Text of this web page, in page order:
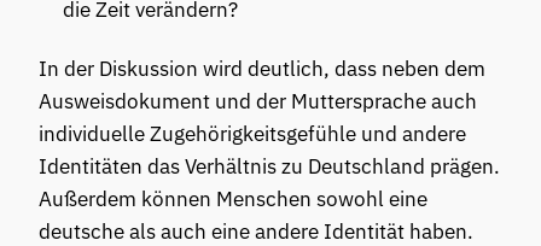
die Zeit verändern?
In der Diskussion wird deutlich, dass neben dem
Ausweisdokument und der Muttersprache auch
individuelle Zugehörigkeitsgefühle und andere
Identitäten das Verhältnis zu Deutschland prägen.
Außerdem können Menschen sowohl eine
deutsche als auch eine andere Identität haben.